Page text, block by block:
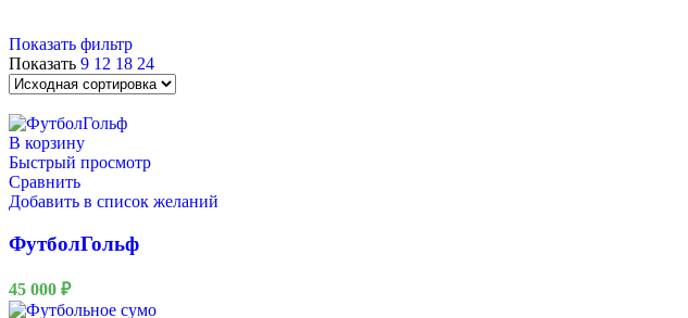
Показать фильтр
Показать 9 12 18 24
В корзину
Быстрый просмотр
Сравнить
Добавить в список желаний
ФутболГольф
45 000 ₽